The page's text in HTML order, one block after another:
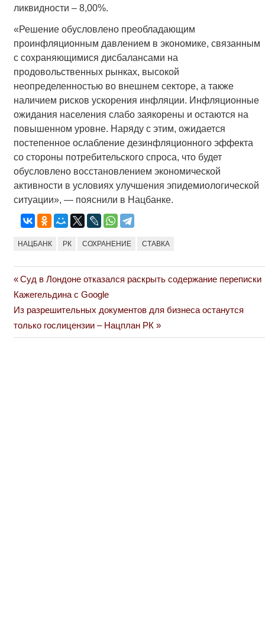
ликвидности – 8,00%.
«Решение обусловлено преобладающим
проинфляционным давлением в экономике, связанным
с сохраняющимися дисбалансами на
продовольственных рынках, высокой
неопределенностью во внешнем секторе, а также
наличием рисков ускорения инфляции. Инфляционные
ожидания населения слабо заякорены и остаются на
повышенном уровне. Наряду с этим, ожидается
постепенное ослабление дезинфляционного эффекта
со стороны потребительского спроса, что будет
обусловлено восстановлением экономической
активности в условиях улучшения эпидемиологической
ситуации», — пояснили в Нацбанке.
НАЦБАНК РК СОХРАНЕНИЕ СТАВКА
Навигация
по
записям
Previous
Post:
Суд в Лондоне отказался раскрыть содержание переписки
Кажегельдина с Google
Next
Post:
Из разрешительных документов для бизнеса останутся
только гослицензии – Нацплан РК